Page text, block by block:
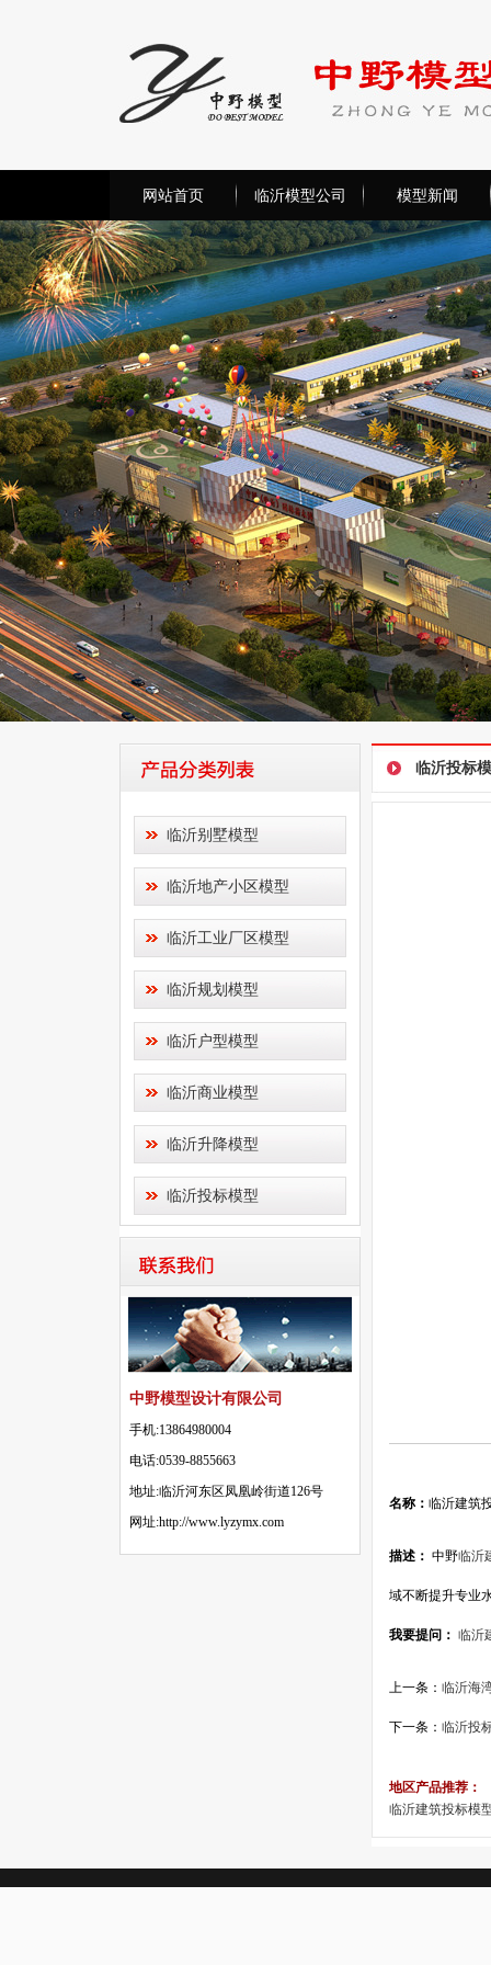
网站首页 临沂模型公司 模型新闻
临沂别墅模型
临沂地产小区模型
临沂工业厂区模型
临沂规划模型
临沂户型模型
临沂商业模型
临沂升降模型
临沂投标模型
中野模型设计有限公司
手机:13864980004
电话:0539-8855663
地址:临沂河东区凤凰岭街道126号
网址:http://www.lyzymx.com
临沂投标
名称： 临沂建筑
描述： 中野临沂
域不断提升专业
我要提问： 临沂
上一条： 临沂海
下一条： 临沂投
地区产品推荐：
临沂建筑投标模